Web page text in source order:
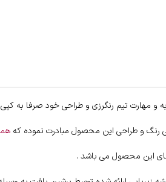
مهارت تیم رنگرزی و طراحی خود صرفا به
رنگ و طراحی این محصول مبادرت نموده که
های این محصول می باشد .